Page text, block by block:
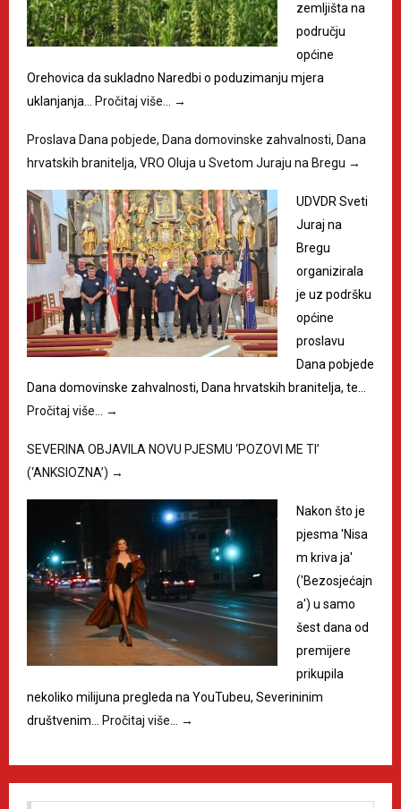
zemljišta na
području
općine
Orehovica da sukladno Naredbi o poduzimanju mjera
uklanjanja…
Pročitaj više… →
Proslava Dana pobjede, Dana domovinske zahvalnosti, Dana
hrvatskih branitelja, VRO Oluja u Svetom Juraju na Bregu →
UDVDR Sveti
Juraj na
Bregu
organizirala
je uz podršku
općine
proslavu
Dana pobjede
Dana domovinske zahvalnosti, Dana hrvatskih branitelja, te…
Pročitaj više…
→
SEVERINA OBJAVILA NOVU PJESMU ‘POZOVI ME TI’
(‘ANKSIOZNA’) →
Nakon što je
pjesma 'Nisa
m kriva ja'
('Bezosjećajn
a') u samo
šest dana od
premijere
prikupila
nekoliko milijuna pregleda na YouTubeu, Severininim
društvenim…
Pročitaj više… →